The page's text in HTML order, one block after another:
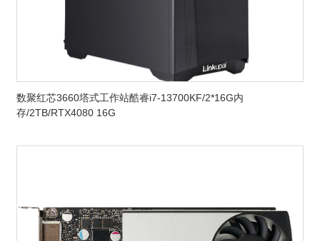
数聚红芯3660塔式工作站酷睿i7-13700KF/2*16G内
存/2TB/RTX4080 16G